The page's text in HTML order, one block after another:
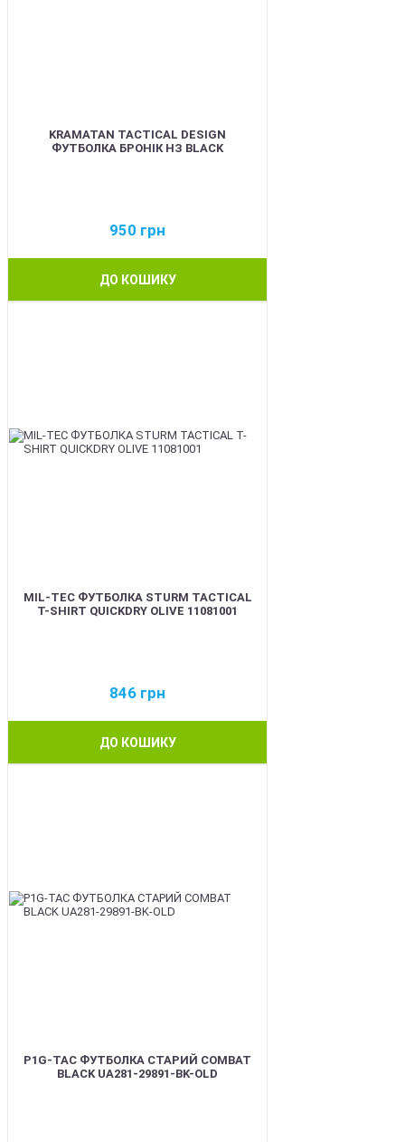
KRAMATAN TACTICAL DESIGN
ФУТБОЛКА БРОНІК НЗ BLACK
950 грн
ДО КОШИКУ
MIL-TEC ФУТБОЛКА STURM TACTICAL
T-SHIRT QUICKDRY OLIVE 11081001
846 грн
ДО КОШИКУ
P1G-TAC ФУТБОЛКА СТАРИЙ COMBAT
BLACK UA281-29891-BK-OLD